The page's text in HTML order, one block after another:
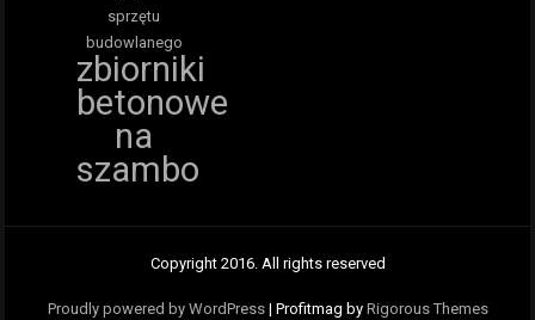
sprzętu
budowlanego
zbiorniki
betonowe
na
szambo
Copyright 2016. All rights reserved
Proudly powered by WordPress | Profitmag by Rigorous Themes